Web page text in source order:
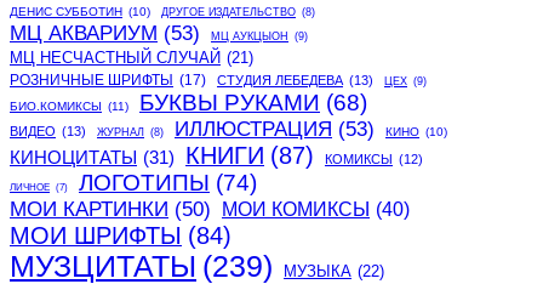
ДЕНИС СУББОТИН (10) ДРУГОЕ ИЗДАТЕЛЬСТВО (8)
МЦ АКВАРИУМ (53) МЦ АУКЦЫОН (9)
МЦ НЕСЧАСТНЫЙ СЛУЧАЙ (21)
РОЗНИЧНЫЕ ШРИФТЫ (17) СТУДИЯ ЛЕБЕДЕВА (13) ЦЕХ (9)
БИО.КОМИКСЫ (11) БУКВЫ РУКАМИ (68)
ВИДЕО (13) ЖУРНАЛ (8) ИЛЛЮСТРАЦИЯ (53) КИНО (10)
КИНОЦИТАТЫ (31) КНИГИ (87) КОМИКСЫ (12)
ЛИЧНОЕ (7) ЛОГОТИПЫ (74)
МОИ КАРТИНКИ (50) МОИ КОМИКСЫ (40)
МОИ ШРИФТЫ (84)
МУЗЦИТАТЫ (239) МУЗЫКА (22)